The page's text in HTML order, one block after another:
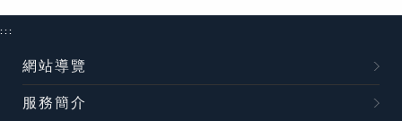
:::
網站導覽
服務簡介